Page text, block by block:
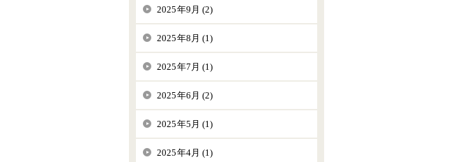
2025年9月 (2)
2025年8月 (1)
2025年7月 (1)
2025年6月 (2)
2025年5月 (1)
2025年4月 (1)